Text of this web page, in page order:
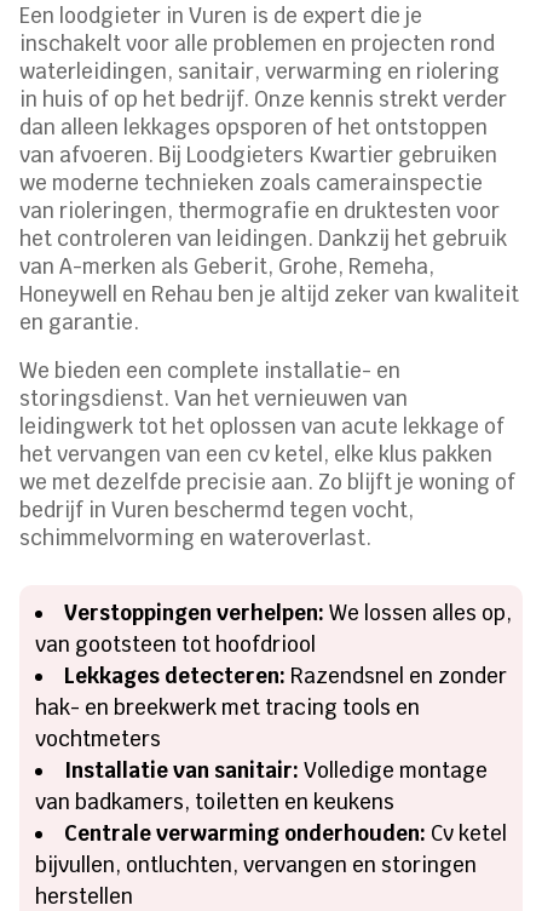
Een loodgieter in Vuren is de expert die je
inschakelt voor alle problemen en projecten rond
waterleidingen, sanitair, verwarming en riolering
in huis of op het bedrijf. Onze kennis strekt verder
dan alleen lekkages opsporen of het ontstoppen
van afvoeren. Bij Loodgieters Kwartier gebruiken
we moderne technieken zoals camerainspectie
van rioleringen, thermografie en druktesten voor
het controleren van leidingen. Dankzij het gebruik
van A-merken als Geberit, Grohe, Remeha,
Honeywell en Rehau ben je altijd zeker van kwaliteit
en garantie.
We bieden een complete installatie- en
storingsdienst. Van het vernieuwen van
leidingwerk tot het oplossen van acute lekkage of
het vervangen van een cv ketel, elke klus pakken
we met dezelfde precisie aan. Zo blijft je woning of
bedrijf in Vuren beschermd tegen vocht,
schimmelvorming en wateroverlast.
Verstoppingen verhelpen: We lossen alles op,
van gootsteen tot hoofdriool
Lekkages detecteren: Razendsnel en zonder
hak- en breekwerk met tracing tools en
vochtmeters
Installatie van sanitair: Volledige montage
van badkamers, toiletten en keukens
Centrale verwarming onderhouden: Cv ketel
bijvullen, ontluchten, vervangen en storingen
herstellen